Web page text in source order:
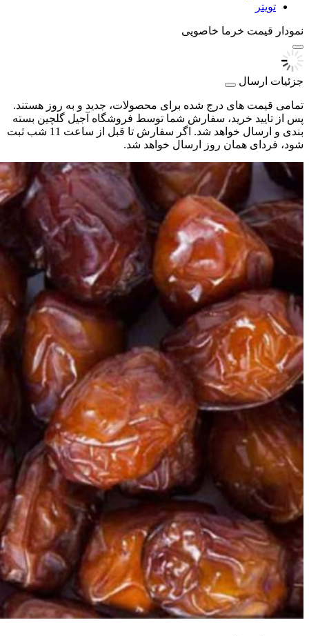
تویتر
نمودار قیمت خرما خاصویی
جزئیات ارسال
تمامی قیمت های درج شده برای محصولات، جدید و به روز هستند.
پس از تایید خرید، سفارش شما توسط فروشگاه آجیل گلچین بسته
بندی و ارسال خواهد شد. اگر سفارش تا قبل از ساعت 11 شب ثبت
شود، فردای همان روز ارسال خواهد شد.